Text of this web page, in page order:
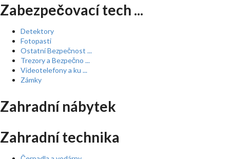
Zabezpečovací tech ...
Detektory
Fotopasti
Ostatní Bezpečnost ...
Trezory a Bezpečno ...
Videotelefony a ku ...
Zámky
Zahradní nábytek
Zahradní technika